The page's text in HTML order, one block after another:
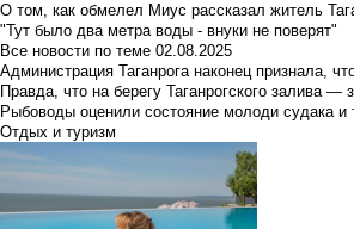
О том, как обмелел Миус рассказал житель
"Тут было два метра воды - внуки не поверят"
Все новости по теме 02.08.2025
Администрация Таганрога наконец признала,
Правда, что на берегу Таганрогского залива —
Рыбоводы оценили состояние молоди судака и
Отдых и туризм